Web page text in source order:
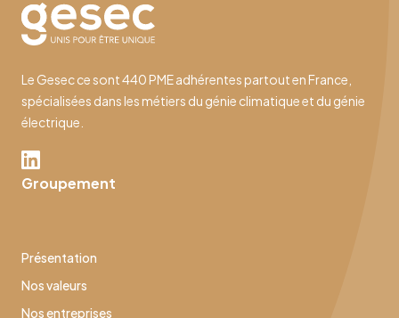
Le Gesec ce sont 440 PME adhérentes partout en France,
spécialisées dans les métiers du génie climatique et du génie
électrique.
Groupement
Présentation
Nos valeurs
Nos entreprises